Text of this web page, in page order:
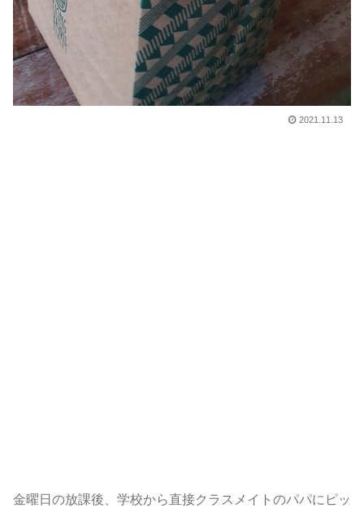
2021.11.13
金曜日の放課後、学校から直接クラスメイトのパパにピッ